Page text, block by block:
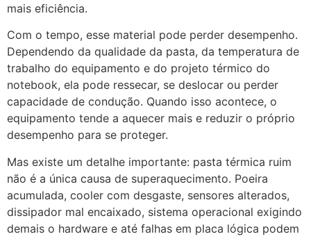
mais eficiência.
Com o tempo, esse material pode perder desempenho.
Dependendo da qualidade da pasta, da temperatura de
trabalho do equipamento e do projeto térmico do
notebook, ela pode ressecar, se deslocar ou perder
capacidade de condução. Quando isso acontece, o
equipamento tende a aquecer mais e reduzir o próprio
desempenho para se proteger.
Mas existe um detalhe importante: pasta térmica ruim
não é a única causa de superaquecimento. Poeira
acumulada, cooler com desgaste, sensores alterados,
dissipador mal encaixado, sistema operacional exigindo
demais o hardware e até falhas em placa lógica podem